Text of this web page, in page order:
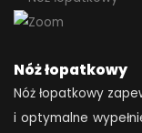
Nóż łopatkowy
Nóż łopatkowy
i optymalne